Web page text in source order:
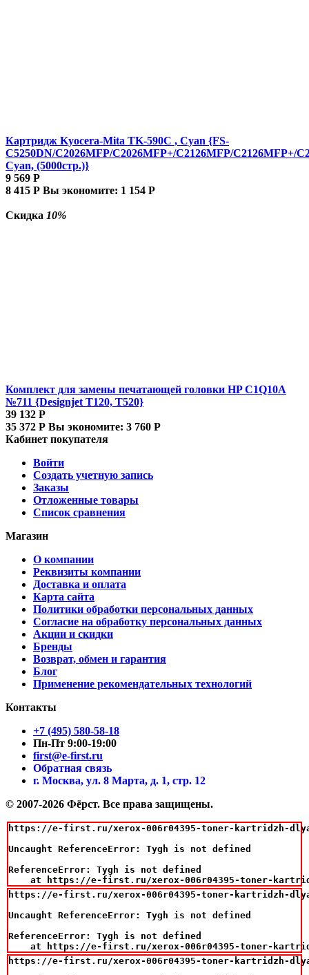
Картридж Kyocera-Mita TK-590C , Cyan {FS-
C5250DN/C2026MFP/C2026MFP+/C2126MFP/C2126MFP+/
Cyan, (5000стр.)}
9 569 Р
8 415 Р Вы экономите: 1 154 Р
Скидка 10%
Комплект для замены печатающей головки HP C1Q10A
№711 {Designjet T120, T520}
39 132 Р
35 372 Р Вы экономите: 3 760 Р
Кабинет покупателя
Войти
Создать учетную запись
Заказы
Отложенные товары
Список сравнения
Магазин
О компании
Реквизиты компании
Доставка и оплата
Карта сайта
Политики обработки персональных данных
Согласие на обработку персональных данных
Акции и скидки
Бренды
Возврат, обмен и гарантия
Блог
Применение рекомендательных технологий
Контакты
+7 (495) 580-58-18
Пн-Пт 9:00-19:00
first@e-first.ru
Обратная связь
г. Москва, ул. 8 Марта, д. 1, стр. 12
© 2007-2026 Фёрст. Все права защищены.
https://e-first.ru/xerox-006r04395-toner-kartridzh-dlya-
Uncaught ReferenceError: Tygh is not defined
ReferenceError: Tygh is not defined
at https://e-first.ru/xerox-006r04395-toner-
https://e-first.ru/xerox-006r04395-toner-kartridzh-dlya-
Uncaught ReferenceError: Tygh is not defined
ReferenceError: Tygh is not defined
at https://e-first.ru/xerox-006r04395-toner-
https://e-first.ru/xerox-006r04395-toner-kartridzh-dlya-